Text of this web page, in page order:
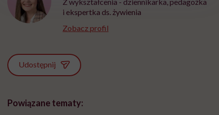
i ekspertka ds. żywienia
Zobacz profil
Udostępnij
Powiązane tematy: